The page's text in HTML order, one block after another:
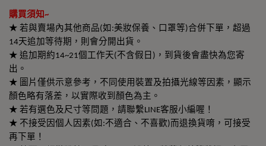
購買須知~
★ 若與賣場內其他商品(如:美妝保養、口罩等)合併下單，超過
14天追加等待期，則會分開出貨。
★ 追加期約14~21個工作天(不含假日)，到貨後會盡快為您寄
出。
★ 圖片僅供示意參考，不同使用裝置及拍攝光線等因素，顯示
顏色略有落差，以實際收到顏色為主。
★ 若有選色及尺寸等問題，請聯繫LINE客服小編喔！
★ 不接受因個人因素(如:不適合、不喜歡)而退換貨唷，可接受
再下單！